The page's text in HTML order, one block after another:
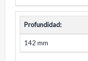
Profundidad:
142 mm